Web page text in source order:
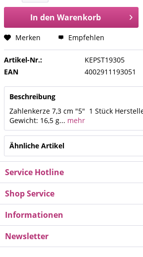
In den Warenkorb
Merken Empfehlen
Artikel-Nr.:
KEPST19305
EAN
4002911193051
Beschreibung
Zahlenkerze 7,3 cm "5" 1 Stück
Gewicht: 16,5 g... mehr
Ähnliche Artikel
Service Hotline
Shop Service
Informationen
Newsletter